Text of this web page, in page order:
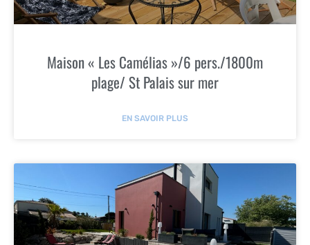
Maison « Les Camélias »/6 pers./1800m
plage/ St Palais sur mer
EN SAVOIR PLUS